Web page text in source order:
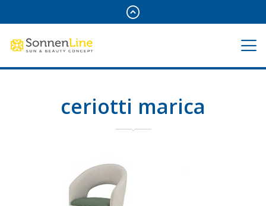
ceriotti marica